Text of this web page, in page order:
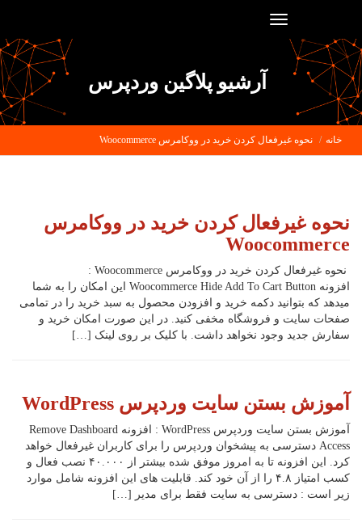
Toggle
آرشیو پلاگین وردپرس
خانه نحوه غیرفعال کردن خرید در ووکامرس Woocommerce
نحوه غیرفعال کردن خرید در ووکامرس
Woocommerce
نحوه غیرفعال کردن خرید در ووکامرس Woocommerce :
افزونه Woocommerce Hide Add To Cart Button این امکان را به شما
میدهد که بتوانید دکمه خرید و افزودن محصول به سبد خرید را در تمامی
صفحات سایت و فروشگاه مخفی کنید. در این صورت امکان خرید و
سفارش جدید وجود نخواهد داشت. با کلیک بر روی لینک […]
آموزش بستن سایت وردپرس WordPress
آموزش بستن سایت وردپرس WordPress : افزونه Remove Dashboard
Access دسترسی به پیشخوان وردپرس را برای کاربران غیرفعال خواهد
کرد. این افزونه تا به امروز موفق شده بیشتر از ۴۰.۰۰۰ نصب فعال و
کسب امتیاز ۴.۸ را از آن خود کند. قابلیت های این افزونه شامل موارد
زیر است : دسترسی به سایت فقط برای مدیر […]